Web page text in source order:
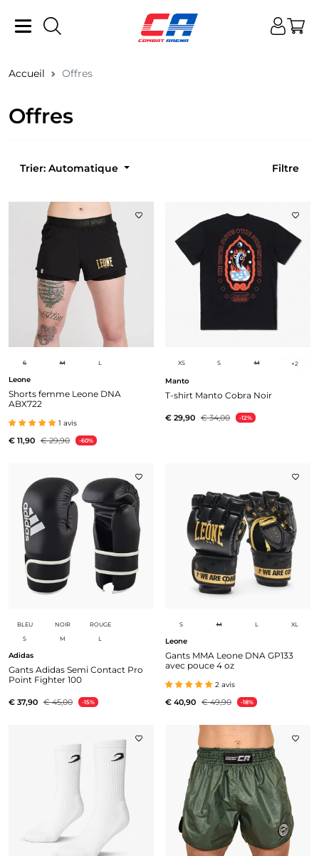
Accueil Offres
Offres
Trier: Automatique Filtre
S M L
Leone
Shorts femme Leone DNA
ABX722
1 avis
€ 11,90 € 29,90 -60%
XS S M +2
Manto
T-shirt Manto Cobra Noir
€ 29,90 € 34,00 -12%
BLEU NOIR
ROUGE
S
M L
Adidas
Gants Adidas Semi Contact Pro
Point Fighter 100
€ 37,90 € 45,00 -15%
S M L XL
Leone
Gants MMA Leone DNA GP133
avec pouce 4 oz
2 avis
€ 40,90 € 49,90 -18%